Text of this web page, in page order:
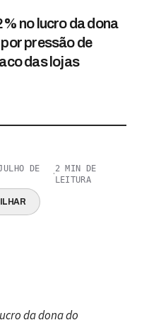
no lucro da dona
pressão de
das lojas
DE
·2 MIN DE
LEITURA
da dona do